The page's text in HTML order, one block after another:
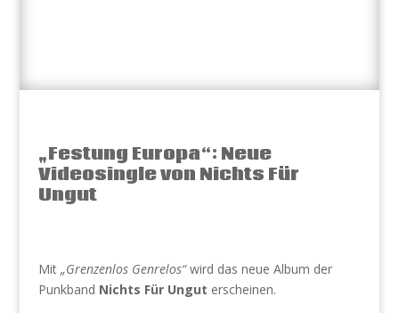
„Festung Europa“: Neue
Videosingle von Nichts Für
Ungut
Mit „Grenzenlos Genrelos“wird das neue Album der
Punkband Nichts Für Ungut erscheinen.